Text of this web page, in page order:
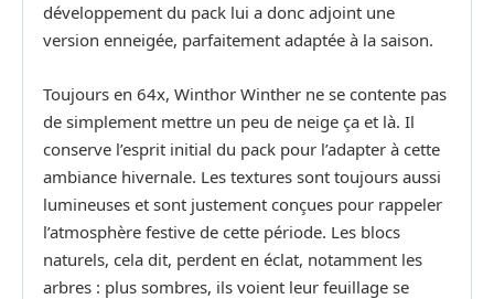
développement du pack lui a donc adjoint une
version enneigée, parfaitement adaptée à la saison.
Toujours en 64x, Winthor Winther ne se contente pas
de simplement mettre un peu de neige ça et là. Il
conserve l’esprit initial du pack pour l’adapter à cette
ambiance hivernale. Les textures sont toujours aussi
lumineuses et sont justement conçues pour rappeler
l’atmosphère festive de cette période. Les blocs
naturels, cela dit, perdent en éclat, notamment les
arbres : plus sombres, ils voient leur feuillage se